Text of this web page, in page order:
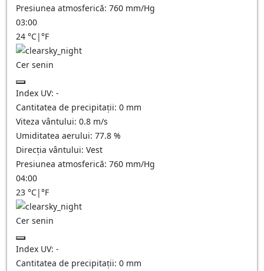
Presiunea atmosferică: 760 mm/Hg
03:00
24 °C|°F
Cer senin
Index UV: -
Cantitatea de precipitații: 0 mm
Viteza vântului: 0.8 m/s
Umiditatea aerului: 77.8 %
Direcția vântului: Vest
Presiunea atmosferică: 760 mm/Hg
04:00
23 °C|°F
Cer senin
Index UV: -
Cantitatea de precipitații: 0 mm